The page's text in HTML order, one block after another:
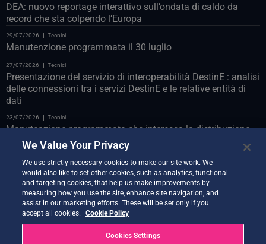
DEA: nuovo reportage interattivo sull’ondata di caldo da
record che sta colpendo l’Europa
29/07/2026 Tecnici
Manutenzione programmata il 30 luglio
27/07/2026 Tecnici
Presentazione del servizio di interoperabilità DestinE : analisi
delle connessioni tra i servizi DestinE e le relative entità di
dati
23/07/2026 Tecnici
Manutenzione programmata che interessa la distribuzione
Polytope sul databridge LUMI
Tecnici
Manutenzione programmata del portale web il 24 luglio
Tecnici
Vi presentiamo il Co-Design Assistant Demonstrator
21/07/2026
Nuova versione di Quantum Service ora disponibile
We Value Your Privacy
We use strictly necessary cookies to make our site work. We
would also like to set other cookies, such as analytics, functional
and targeting cookies, that help us make improvements by
measuring how you use the site, enhance site navigation, and
assist in our marketing efforts. These will be set only if you
accept all cookies.
Cookie Policy
Cookies Settings